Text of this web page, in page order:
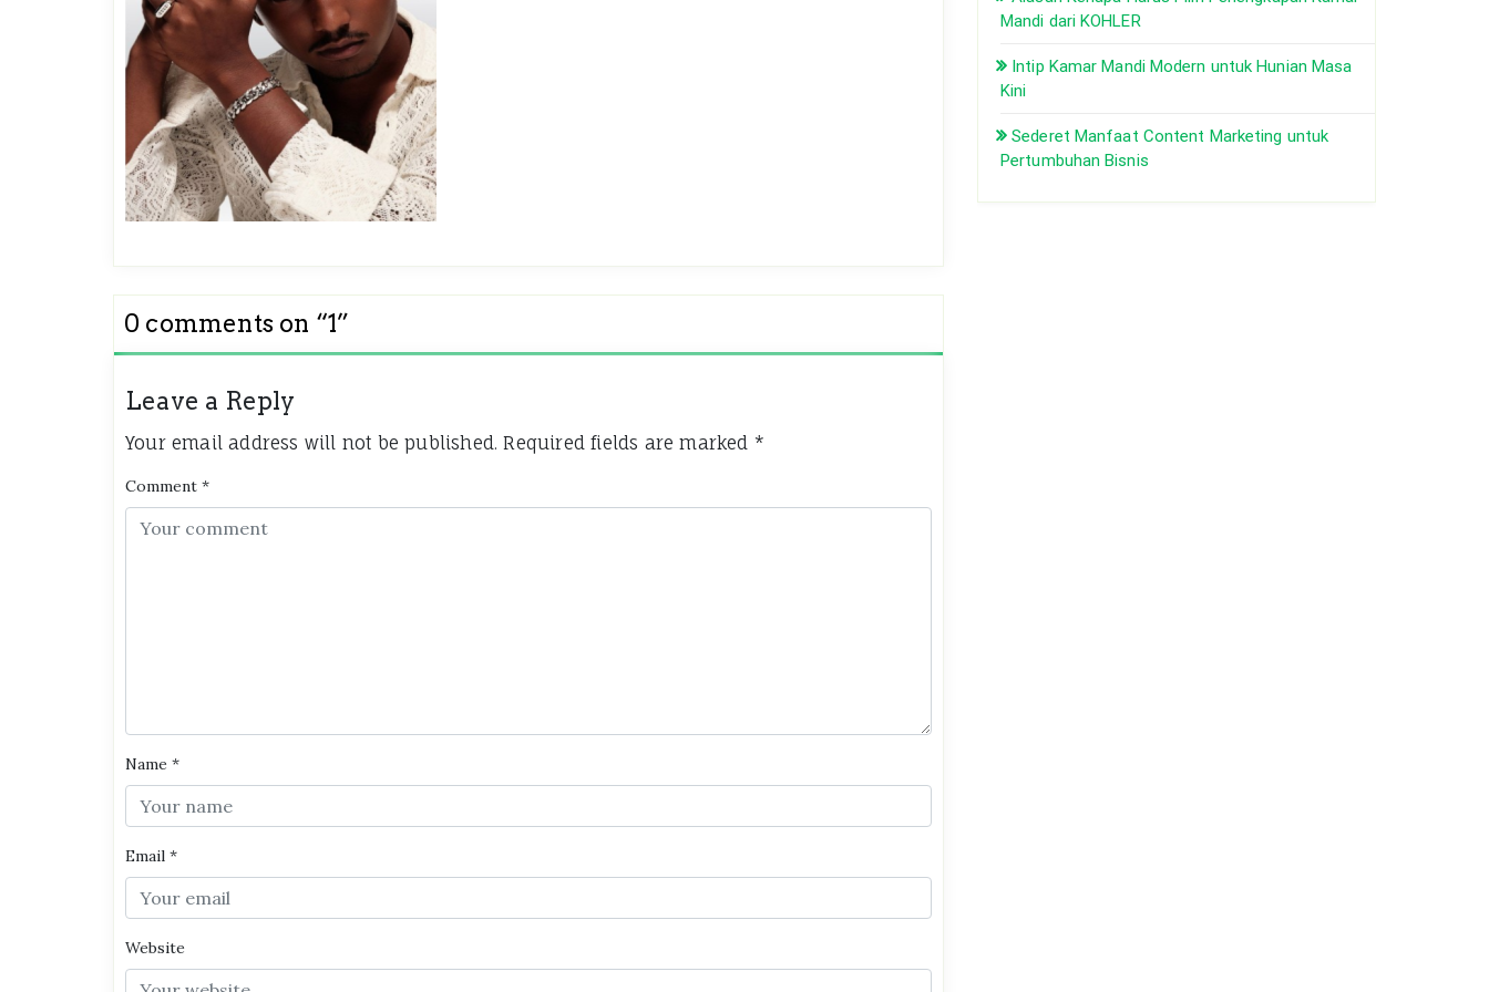
0 comments on “1”
Leave a Reply
Your email address will not be published. Required fields are marked *
Comment *
Name *
Email *
Website
Mandi dari KOHLER
Intip Kamar Mandi Modern untuk Hunian Masa
Kini
Sederet Manfaat Content Marketing untuk
Pertumbuhan Bisnis